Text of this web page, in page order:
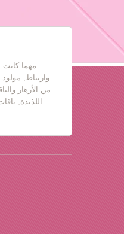
مهما كانت
وارتباط,
من الأزهار
اللذيذة,